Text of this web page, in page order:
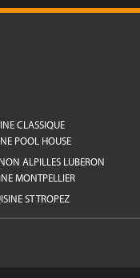
CLASSIQUE
POOL HOUSE
ALPILLES LUBERON
MONTPELLIER
ST TROPEZ